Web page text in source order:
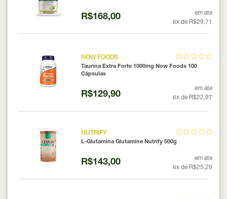
R$168,00
em ate
6x de R$29,71
NOW FOODS
Taurina Extra Forte 1000mg Now Foods 100
Cápsulas
R$129,90
em ate
6x de R$22,97
NUTRIFY
L-Glutamina Glutamine Nutrify 500g
R$143,00
em ate
6x de R$25,29